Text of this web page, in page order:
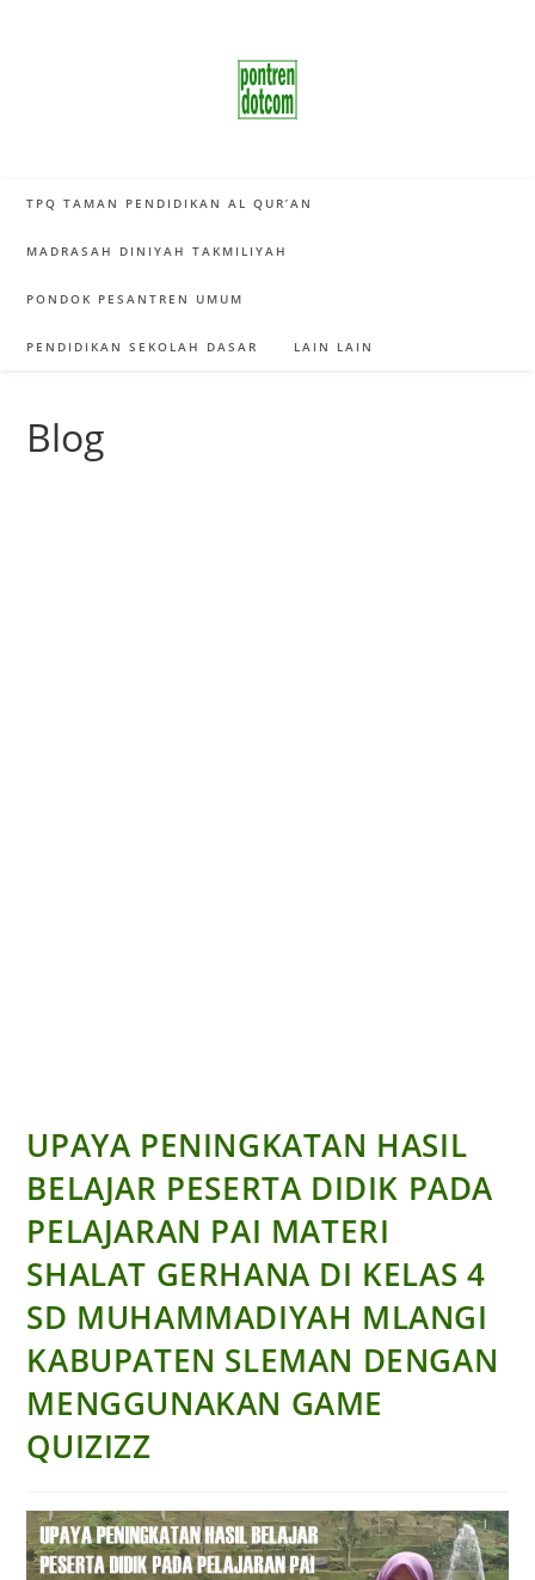
TPQ TAMAN PENDIDIKAN AL QUR’AN
MADRASAH DINIYAH TAKMILIYAH
PONDOK PESANTREN UMUM
PENDIDIKAN SEKOLAH DASAR LAIN LAIN
Blog
UPAYA PENINGKATAN HASIL
BELAJAR PESERTA DIDIK PADA
PELAJARAN PAI MATERI
SHALAT GERHANA DI KELAS 4
SD MUHAMMADIYAH MLANGI
KABUPATEN SLEMAN DENGAN
MENGGUNAKAN GAME
QUIZIZZ